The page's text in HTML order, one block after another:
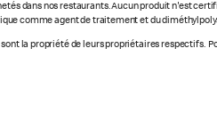
dans nos restaurants. Aucun produit n'est
comme agent de traitement et du
la propriété de leurs propriétaires respectifs.